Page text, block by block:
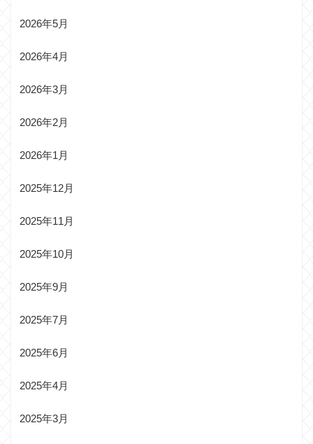
2026年5月
2026年4月
2026年3月
2026年2月
2026年1月
2025年12月
2025年11月
2025年10月
2025年9月
2025年7月
2025年6月
2025年4月
2025年3月